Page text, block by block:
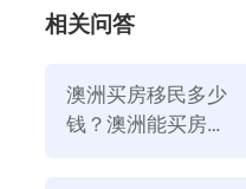
相关问答
澳洲买房移民多少
钱？澳洲能买房移